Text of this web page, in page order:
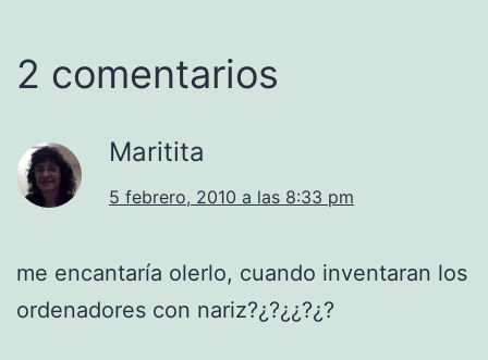
2 comentarios
Maritita
5 febrero, 2010 a las 8:33 pm
me encantaría olerlo, cuando inventaran los
ordenadores con nariz?¿?¿¿?¿?